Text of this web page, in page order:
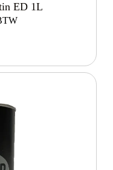
ED 1L